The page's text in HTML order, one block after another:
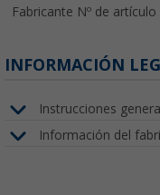
Fabricante Nº de artículo
INFORMACIÓN
Instrucciones
Información del